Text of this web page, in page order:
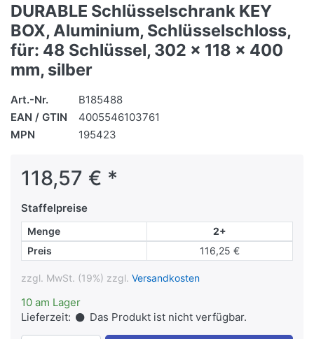
DURABLE Schlüsselschrank KEY
BOX, Aluminium, Schlüsselschloss,
für: 48 Schlüssel, 302 x 118 x 400
mm, silber
Art.-Nr.
B185488
EAN / GTIN
4005546103761
MPN
195423
118,57 € *
Staffelpreise
Menge
2+
Preis
116,25 €
zzgl. MwSt. (19%) zzgl. Versandkosten
10 am Lager
Lieferzeit:
Das Produkt ist nicht verfügbar.